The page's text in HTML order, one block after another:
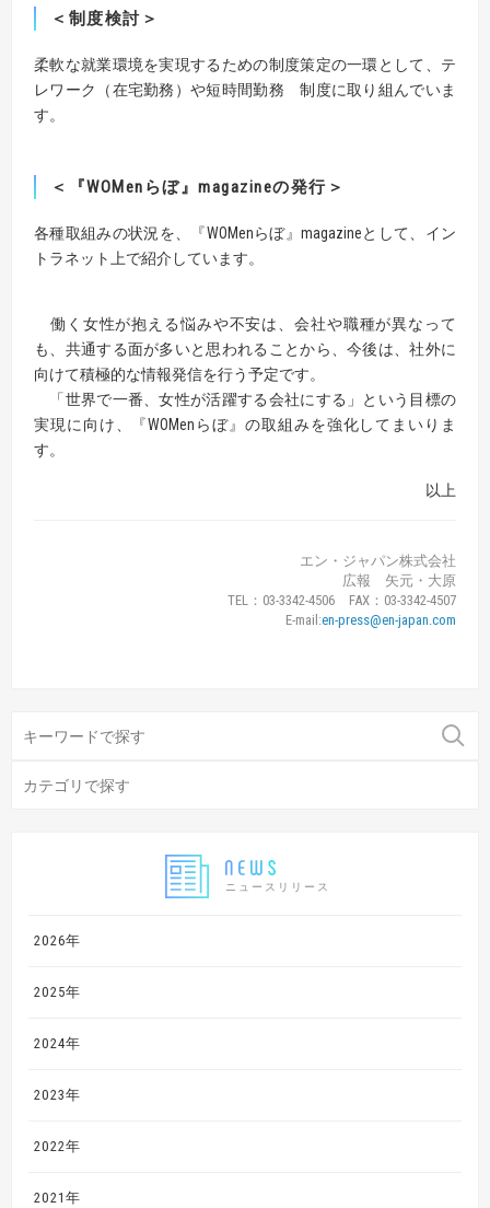
ニュースリリース
2026年
2025年
2024年
2023年
2022年
2021年
＜制度検討＞
柔軟な就業環境を実現するための制度策定の一環として、テ
レワーク（在宅勤務）や短時間勤務 制度に取り組んでいま
す。
＜『WOMenらぼ』magazineの発行＞
各種取組みの状況を、『WOMenらぼ』magazineとして、イン
トラネット上で紹介しています。
働く女性が抱える悩みや不安は、会社や職種が異なって
も、共通する面が多いと思われることから、今後は、社外に
向けて積極的な情報発信を行う予定です。
「世界で一番、女性が活躍する会社にする」という目標の
実現に向け、『WOMenらぼ』の取組みを強化してまいりま
す。
以上
エン・ジャパン株式会社
広報 矢元・大原
TEL：03-3342-4506 FAX：03-3342-4507
E-mail:en-press@en-japan.com